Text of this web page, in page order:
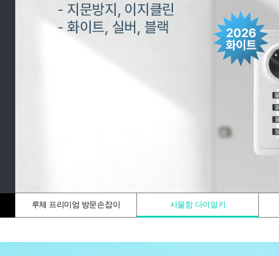
루체 프리미엄 방문손잡이 사물함 다이얼키